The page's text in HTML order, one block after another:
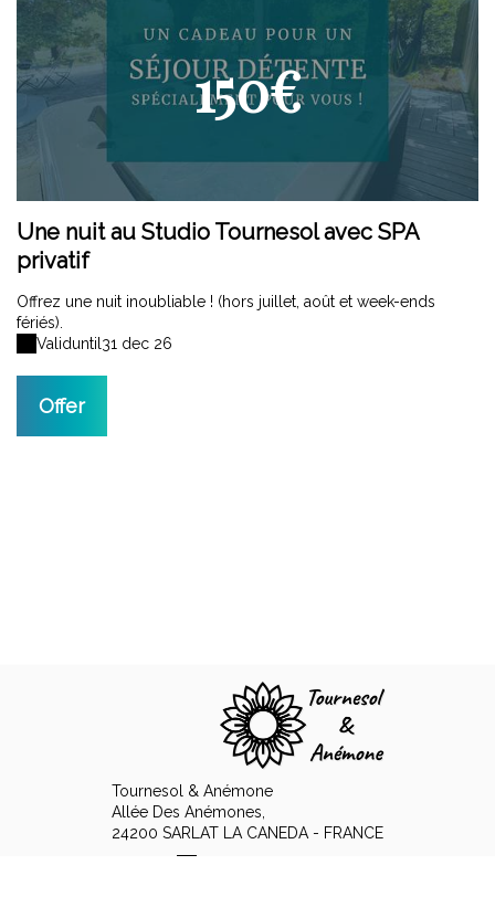
150€
Une nuit au Studio Tournesol avec SPA
privatif
Offrez une nuit inoubliable ! (hors juillet, août et week-ends
fériés).
Validuntil 31 dec 26
Offer
Tournesol & Anémone
Allée Des Anémones,
24200 SARLAT LA CANEDA - FRANCE